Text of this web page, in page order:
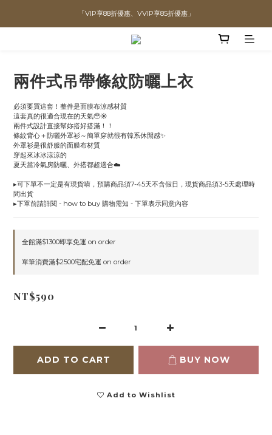
直播喊單享更優惠價格！！
「VIP享88折優惠、VVIP享85折優惠」
全館滿$1300即可享「免運」♡♡
兩件式吊帶條紋防曬上衣
必須要買這套！整件是面膜布涼感材質
這套真的很適合現在的天氣🥹☀️
兩件式設計直接幫妳搭好搭滿！！
條紋背心＋防曬外罩衫～簡單穿就很有韓系休閒感✨
外罩衫是很舒服的面膜布材質
穿起來冰冰涼涼的
夏天當冷氣房防曬、外搭都超適合☁️
▸可下單不一定是有現貨唷，預購商品須7-45天不含假日，現貨商品須3-5天處理時
間出貨
▸下單前請詳閱 - how to buy 購物需知 - 下單表示同意內容
全館滿$1300即享免運 on order
單筆消費滿$2500宅配免運 on order
NT$590
ADD TO CART BUY NOW
Add to Wishlist